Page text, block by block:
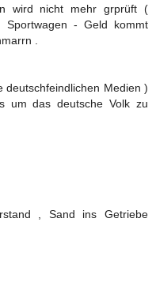
wird nicht mehr grprüft (
Sportwagen - Geld kommt
.
deutschfeindlichen Medien )
um das deutsche Volk zu
, Sand ins Getriebe